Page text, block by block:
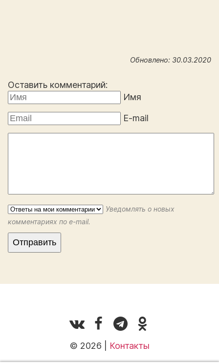
Обновлено: 30.03.2020
Оставить комментарий:
Имя
E-mail
Уведомлять о новых
комментариях по e-mail.
© 2026 | Контакты